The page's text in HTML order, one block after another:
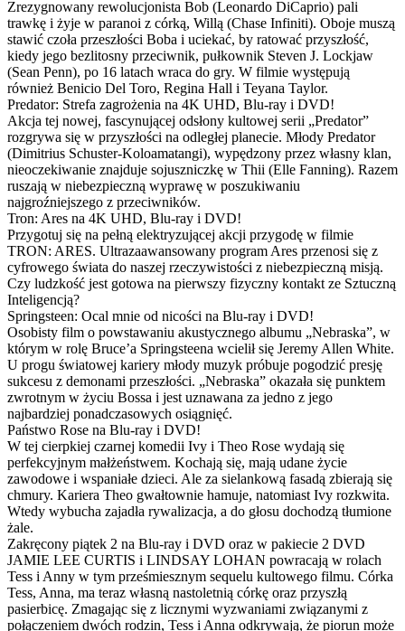
Zrezygnowany rewolucjonista Bob (Leonardo DiCaprio) pali
trawkę i żyje w paranoi z córką, Willą (Chase Infiniti). Oboje muszą
stawić czoła przeszłości Boba i uciekać, by ratować przyszłość,
kiedy jego bezlitosny przeciwnik, pułkownik Steven J. Lockjaw
(Sean Penn), po 16 latach wraca do gry. W filmie występują
również Benicio Del Toro, Regina Hall i Teyana Taylor.
Predator: Strefa zagrożenia na 4K UHD, Blu-ray i DVD!
Akcja tej nowej, fascynującej odsłony kultowej serii „Predator”
rozgrywa się w przyszłości na odległej planecie. Młody Predator
(Dimitrius Schuster-Koloamatangi), wypędzony przez własny klan,
nieoczekiwanie znajduje sojuszniczkę w Thii (Elle Fanning). Razem
ruszają w niebezpieczną wyprawę w poszukiwaniu
najgroźniejszego z przeciwników.
Tron: Ares na 4K UHD, Blu-ray i DVD!
Przygotuj się na pełną elektryzującej akcji przygodę w filmie
TRON: ARES. Ultrazaawansowany program Ares przenosi się z
cyfrowego świata do naszej rzeczywistości z niebezpieczną misją.
Czy ludzkość jest gotowa na pierwszy fizyczny kontakt ze Sztuczną
Inteligencją?
Springsteen: Ocal mnie od nicości na Blu-ray i DVD!
Osobisty film o powstawaniu akustycznego albumu „Nebraska”, w
którym w rolę Bruce’a Springsteena wcielił się Jeremy Allen White.
U progu światowej kariery młody muzyk próbuje pogodzić presję
sukcesu z demonami przeszłości. „Nebraska” okazała się punktem
zwrotnym w życiu Bossa i jest uznawana za jedno z jego
najbardziej ponadczasowych osiągnięć.
Państwo Rose na Blu-ray i DVD!
W tej cierpkiej czarnej komedii Ivy i Theo Rose wydają się
perfekcyjnym małżeństwem. Kochają się, mają udane życie
zawodowe i wspaniałe dzieci. Ale za sielankową fasadą zbierają się
chmury. Kariera Theo gwałtownie hamuje, natomiast Ivy rozkwita.
Wtedy wybucha zajadła rywalizacja, a do głosu dochodzą tłumione
żale.
Zakręcony piątek 2 na Blu-ray i DVD oraz w pakiecie 2 DVD
JAMIE LEE CURTIS i LINDSAY LOHAN powracają w rolach
Tess i Anny w tym prześmiesznym sequelu kultowego filmu. Córka
Tess, Anna, ma teraz własną nastoletnią córkę oraz przyszłą
pasierbicę. Zmagając się z licznymi wyzwaniami związanymi z
połączeniem dwóch rodzin, Tess i Anna odkrywają, że piorun może